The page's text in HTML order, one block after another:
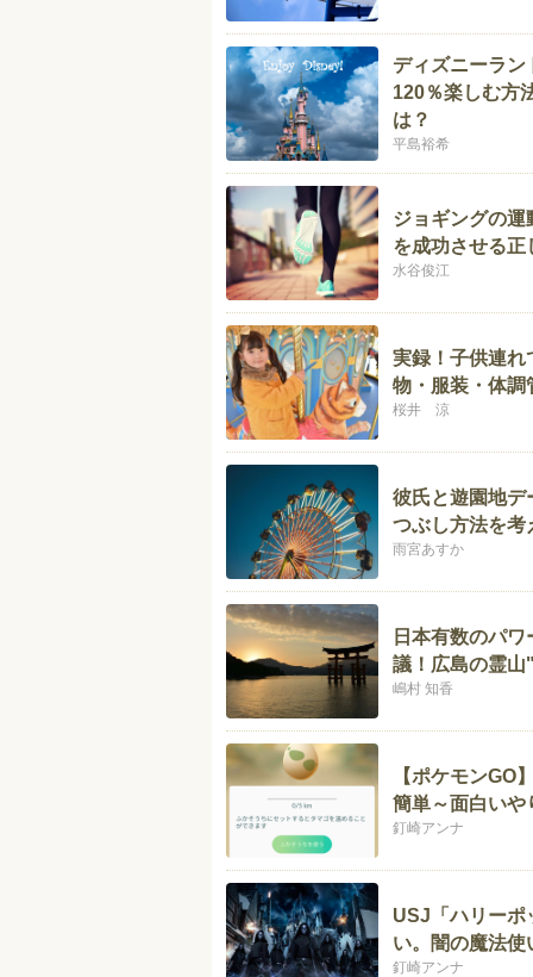
ディズニーラン
120％楽しむ方
は？
平島裕希
ジョギングの運
を成功させる正
水谷俊江
実録！子供連れ
物・服装・体調
桜井 涼
彼氏と遊園地
つぶし方法を考
雨宮あすか
日本有数のパ
議！広島の霊
嶋村 知香
【ポケモンGO
簡単～面白いや
釘崎アンナ
USJ「ハリーポ
い。闇の魔法使
釘崎アンナ